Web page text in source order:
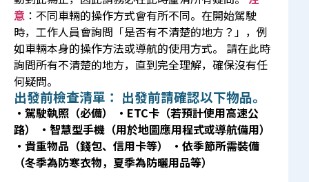
意 ：不同車輛的操作方式會有所不同。在開始駕駛
時，工作人員會詢問「是否有不清楚的地方？」，例
如車輛本身的操作方法或導航的使用方式。 請在此時
詢問所有不清楚的地方，直到完全理解，確保沒有任
何疑問。
出發前檢查清單： 出發前請確認以下物品。
・駕駛執照（必備）
・ETC卡（若預計使用高速公
路）
・智慧型手機（用於地圖應用程式或導航備用）
・貴重物品（錢包、信用卡等）
・依季節所需裝備
（冬季為防寒衣物，夏季為防曬用品等）